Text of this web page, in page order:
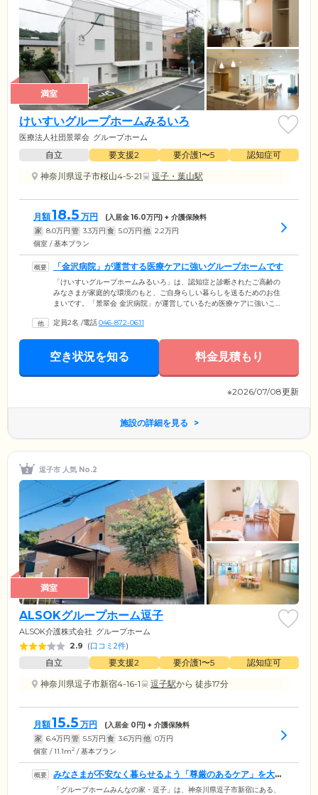
満室
けいすいグループホームみるいろ
医療法人社団景翠会 グループホーム
自立 要支援2 要介護1〜5
認知症可
神奈川県逗子市桜山4-5-21
逗子・葉山駅
月額18.5 万円 (入居金16.0万円) + 介護保険料
家 8.0万円 管 3.3万円 食 5.0万円 他 2.2万円
個室 / 基本プラン
「金沢病院」が運営する医療ケアに強いグループホームです
「けいすいグループホームみるいろ」は、認知症と診断されたご高齢の
みなさまが家庭的な環境のもと、ご自身らしい暮らしを送るためのお住
まいです。「景翠会 金沢病院」が運営しているため医療ケアに強いこと
居のみなさまを支えます。さらに、同じ建物の1Fには「デイサービスお
子」とも連携し、万全の体制で日々の健康管理や夜間の緊急時にも対応
します。当ホームのスタッフも24時間体制で1フロアに1名ずつ、2名が常
心です。
定員2名 /電話046-872-0611
空き状況を知る 料金見積もり
※2026/07/08更新
施設の詳細を見る
逗子市 人気 No.2
満室
ALSOKグループホーム逗子
ALSOK介護株式会社 グループホーム
2.9 (口コミ2件)
自立 要支援2 要介護1〜5
認知症可
神奈川県逗子市新宿4-16-1
逗子駅から 徒歩17分
月額15.5 万円 (入居金 0円) + 介護保険料
家 6.4万円 管 5.5万円 食 3.6万円 他 0万円
個室 / 11.1m2 / 基本プラン
みなさまが不安なく暮らせるよう「尊厳のあるケア」を大切
にしています
「グループホームみんなの家・逗子」は、神奈川県逗子市新宿にある、